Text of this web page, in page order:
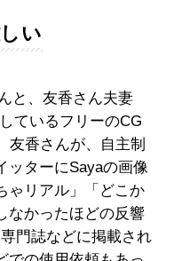
い
と、友香さん夫妻
ているフリーのCG
友香さんが、自主制
ッターにSayaの画像
ゃリアル」「どこか
なかったほどの反響
門誌などに掲載され